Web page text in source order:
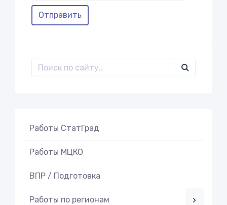
Отправить
Работы СтатГрад
Работы МЦКО
ВПР / Подготовка
Работы по регионам